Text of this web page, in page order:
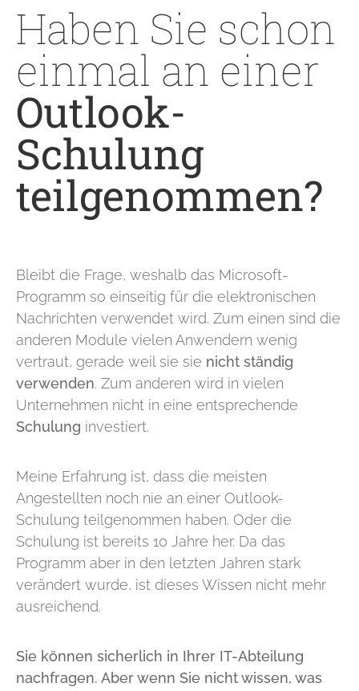
Haben Sie schon
einmal an einer
Outlook-
Schulung
teilgenommen?
Bleibt die Frage, weshalb das Microsoft-
Programm so einseitig für die elektronischen
Nachrichten verwendet wird. Zum einen sind die
anderen Module vielen Anwendern wenig
vertraut, gerade weil sie sie nicht ständig
verwenden. Zum anderen wird in vielen
Unternehmen nicht in eine entsprechende
Schulung investiert.
Meine Erfahrung ist, dass die meisten
Angestellten noch nie an einer Outlook-
Schulung teilgenommen haben. Oder die
Schulung ist bereits 10 Jahre her. Da das
Programm aber in den letzten Jahren stark
verändert wurde, ist dieses Wissen nicht mehr
ausreichend.
Sie können sicherlich in Ihrer IT-Abteilung
nachfragen. Aber wenn Sie nicht wissen, was